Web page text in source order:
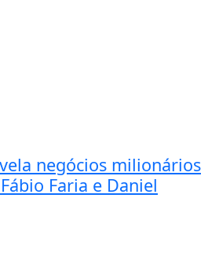
negócios milionários
Faria e Daniel